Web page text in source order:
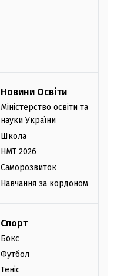
Новини Освіти
Міністерство освіти та
науки України
Школа
НМТ 2026
Саморозвиток
Навчання за кордоном
Спорт
Бокс
Футбол
Теніс